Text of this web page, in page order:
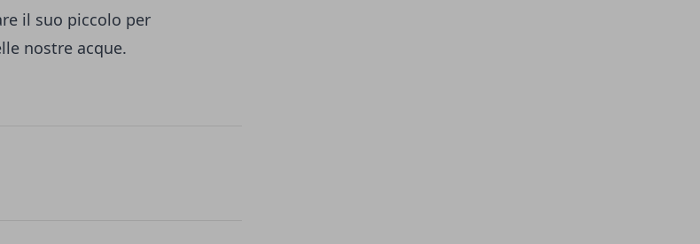
il suo piccolo per
nostre acque.